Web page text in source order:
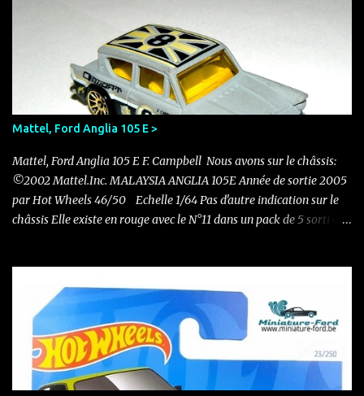
Mattel, Ford Anglia 105 E >
Mattel, Ford Anglia 105 E F. Campbell Nous avons sur le châssis:
©2002 Mattel.Inc. MALAYSIA ANGLIA 105E Année de sortie 2005
par Hot Wheels 46/50 Echelle 1/64 Pas d'autre indication sur le
châssis Elle existe en rouge avec le N°11 dans un pack de 5 sorti en